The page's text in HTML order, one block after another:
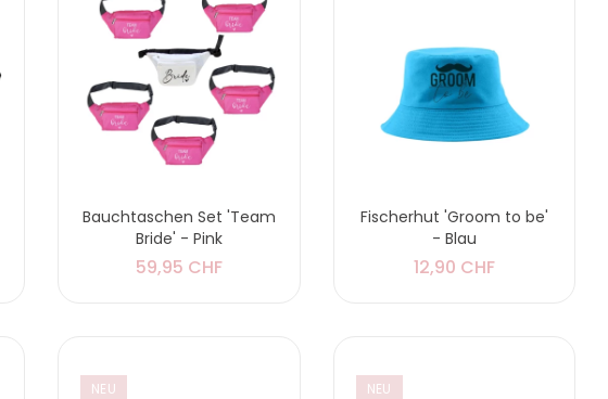
Bauchtaschen Set 'Team
Bride' - Pink
59,95 CHF
Fischerhut 'Groom to be'
- Blau
12,90 CHF
NEU NEU